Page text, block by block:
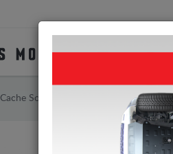
Cache Sous Moteur Peugeot 108